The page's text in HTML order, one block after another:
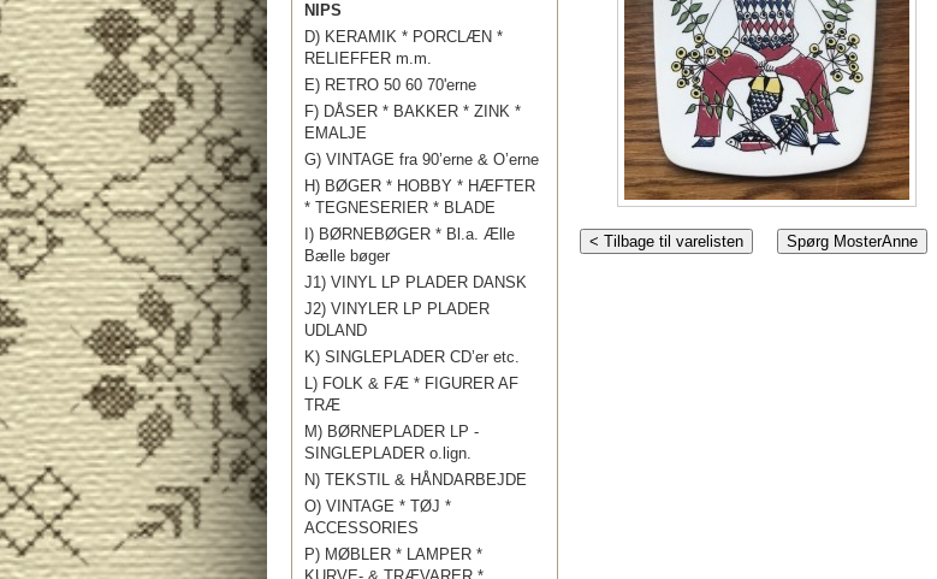
NIPS
D) KERAMIK * PORCLÆN *
RELIEFFER m.m.
E) RETRO 50 60 70'erne
F) DÅSER * BAKKER * ZINK *
EMALJE
G) VINTAGE fra 90’erne & O’erne
H) BØGER * HOBBY * HÆFTER
* TEGNESERIER * BLADE
I) BØRNEBØGER * Bl.a. Ælle
Bælle bøger
J1) VINYL LP PLADER DANSK
J2) VINYLER LP PLADER
UDLAND
K) SINGLEPLADER CD’er etc.
L) FOLK & FÆ * FIGURER AF
TRÆ
M) BØRNEPLADER LP -
SINGLEPLADER o.lign.
N) TEKSTIL & HÅNDARBEJDE
O) VINTAGE * TØJ *
ACCESSORIES
P) MØBLER * LAMPER *
< Tilbage til varelisten Spørg MosterAnne